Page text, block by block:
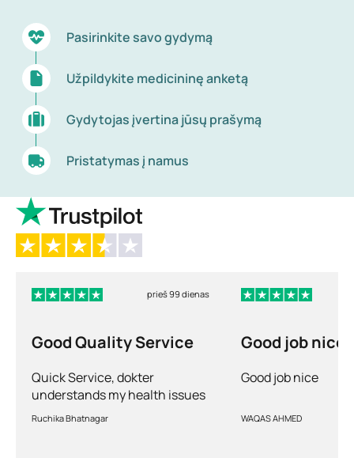
Pasirinkite savo gydymą
Užpildykite medicininę anketą
Gydytojas įvertina jūsų prašymą
Pristatymas į namus
prieš 99 dienas
Good Quality Service
Quick Service, dokter
understands my health issues
and good diagnosis
Ruchika Bhatnagar
Good job nice
Good job nice
WAQAS AHMED